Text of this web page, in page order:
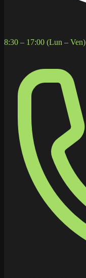
8:30 – 17:00 (Lun – Ven)